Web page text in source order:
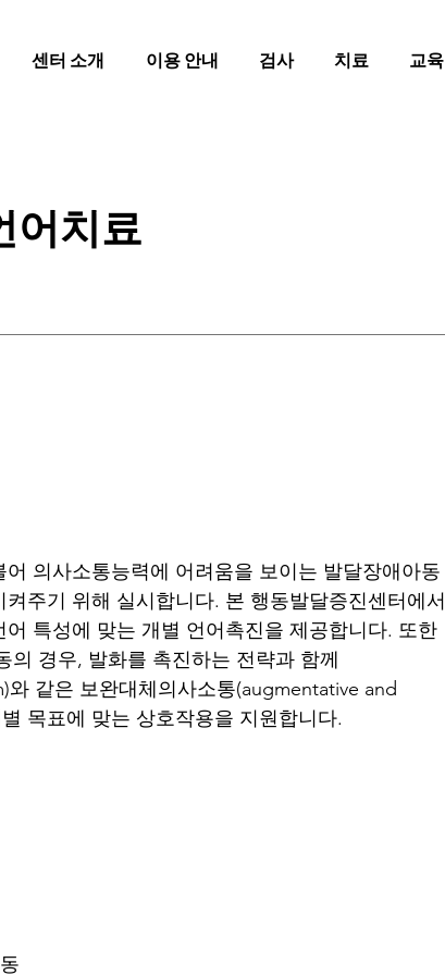
센터 소개 이용 안내 검사 치료 교육
어치료
의사소통능력에 어려움을 보이는 발달장애아동
주기 위해 실시합니다. 본 행동발달증진센터에서
특성에 맞는 개별 언어촉진을 제공합니다. 또한
의 경우, 발화를 촉진하는 전략과 함께
와 같은 보완대체의사소통(augmentative and
목표에 맞는 상호작용을 지원합니다.